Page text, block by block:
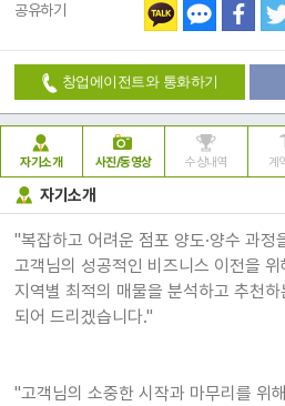
공유하기
창업에이전트와 통화하기
자기소개 사진/동영상 수상내역 계
자기소개
"복잡하고 어려운 점포 양도·양수 과
고객님의 성공적인 비즈니스 이전을 위
지역별 최적의 매물을 분석하고 추천
되어 드리겠습니다."
"고객님의 소중한 시작과 마무리를 위